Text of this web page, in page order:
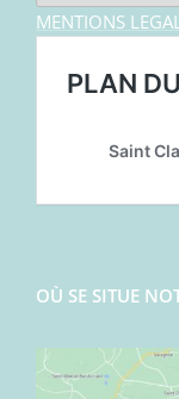
MENTIONS
OÙ SE SITUE